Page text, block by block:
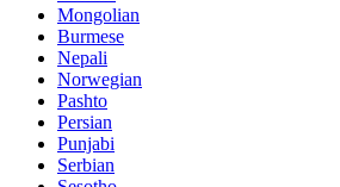
Mongolian
Burmese
Nepali
Norwegian
Pashto
Persian
Punjabi
Serbian